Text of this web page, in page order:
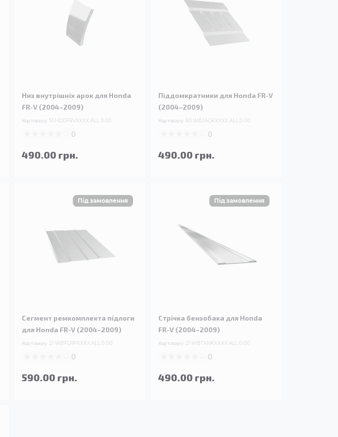
Низ внутрішніх арок для Honda
FR-V (2004–2009)
Код товару: 51.HD0FRVXXXX.ALL.0.00
0
490.00 грн.
Піддомкратники для Honda FR-V
(2004–2009)
Код товару: 60.WBJACKXXXX.ALL.0.00
0
490.00 грн.
Сегмент ремкомплекта підлоги
для Honda FR-V (2004–2009)
Код товару: 21.WBFLRPXXXX.ALL.0.00
0
590.00 грн.
Стрічка бензобака для Honda
FR-V (2004–2009)
Код товару: 21.WBTANKXXXX.ALL.0.00
0
490.00 грн.